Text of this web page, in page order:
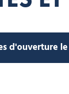
d'ouverture le